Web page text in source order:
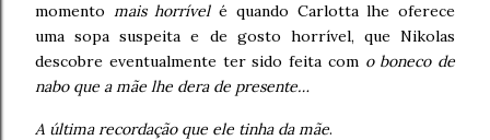
momento mais horrívelé quando Carlotta lhe oferece
uma sopa suspeita e de gosto horrível, que Nikolas
descobre eventualmente ter sido feita com o boneco de
nabo que a mãe lhe dera de presente…
A última recordação que ele tinha da mãe.